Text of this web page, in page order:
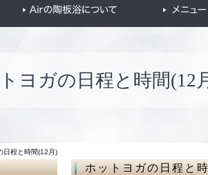
ヨガの日程と時間(12
日程と時間(12月)
ホットヨガの日程と